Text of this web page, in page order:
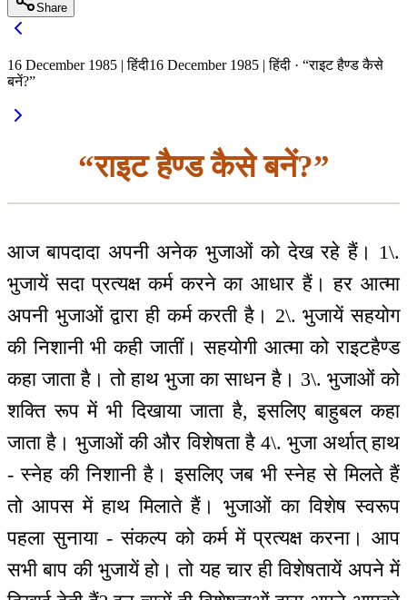
Share
16 December 1985 | हिंदी16 December 1985 | हिंदी · “राइट हैण्ड कैसे
बनें?”
“राइट हैण्ड कैसे बनें?”
आज बापदादा अपनी अनेक भुजाओं को देख रहे हैं। 1\.
भुजायें सदा प्रत्यक्ष कर्म करने का आधार हैं। हर आत्मा
अपनी भुजाओं द्वारा ही कर्म करती है। 2\. भुजायें सहयोग
की निशानी भी कही जातीं। सहयोगी आत्मा को राइटहैण्ड
कहा जाता है। तो हाथ भुजा का साधन है। 3\. भुजाओं को
शक्ति रूप में भी दिखाया जाता है, इसलिए बाहुबल कहा
जाता है। भुजाओं की और विशेषता है 4\. भुजा अर्थात् हाथ
- स्नेह की निशानी है। इसलिए जब भी स्नेह से मिलते हैं
तो आपस में हाथ मिलाते हैं। भुजाओं का विशेष स्वरूप
पहला सुनाया - संकल्प को कर्म में प्रत्यक्ष करना। आप
सभी बाप की भुजायें हो। तो यह चार ही विशेषतायें अपने में